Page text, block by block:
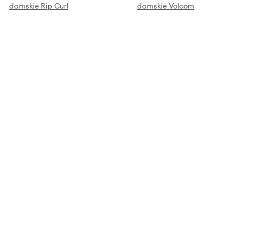
damskie Rip Curl
damskie Volcom